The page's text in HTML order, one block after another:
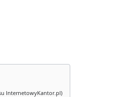
InternetowyKantor.pl)